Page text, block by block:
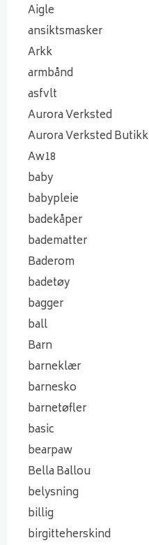
Aigle
ansiktsmasker
Arkk
armbånd
asfvlt
Aurora Verksted
Aurora Verksted Butikk
Aw18
baby
babypleie
badekåper
badematter
Baderom
badetøy
bagger
ball
Barn
barneklær
barnesko
barnetøfler
basic
bearpaw
Bella Ballou
belysning
billig
birgitteherskind